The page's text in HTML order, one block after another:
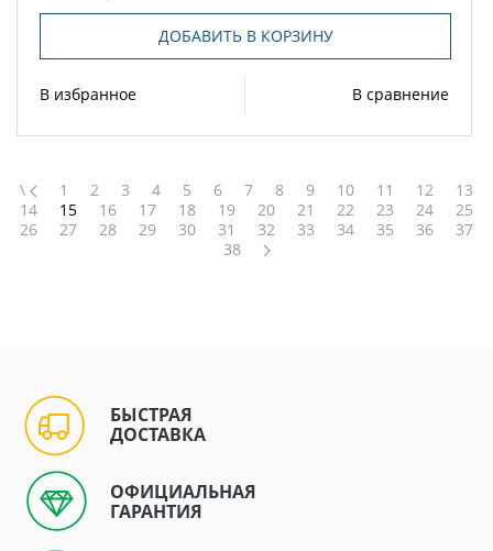
ДОБАВИТЬ В КОРЗИНУ
В избранное В сравнение
\ 1 2 3 4 5 6 7 8 9 10 11 12
13
14
15 16 17 18 19 20 21 22 23 24
25
26
27 28 29 30 31 32 33 34 35 36
37
38
БЫСТРАЯ
ДОСТАВКА
ОФИЦИАЛЬНАЯ
ГАРАНТИЯ